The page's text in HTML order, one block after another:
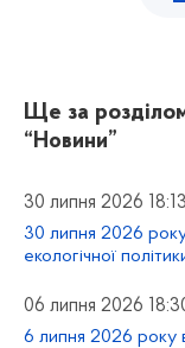
Ще за
“Новини”
30 липня 2026 18:13
30 липня 2026 року
екологічної
06 липня 2026
6 липня 2026 року